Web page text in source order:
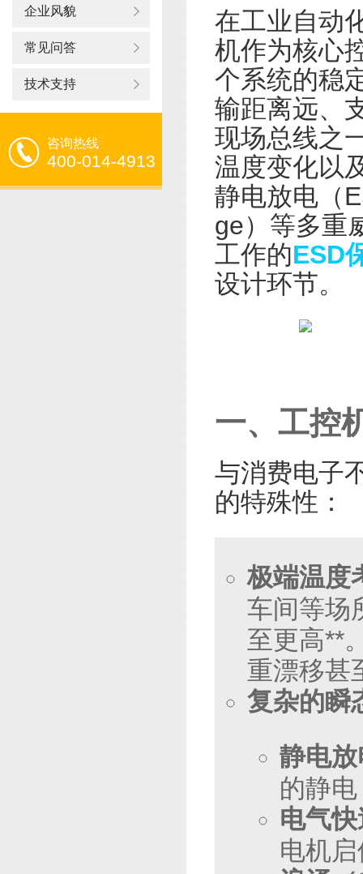
企业风貌
常见问答
技术支持
咨询热线
400-014-4913
在工业自动
机作为核心
个系统的稳
输距离远、
现场总线之
温度变化以
静电放电（
ge）等多重
工作的ESD
设计环节。
一、工控
与消费电子
的特殊性：
极端温度
车间等场
至更高**
重漂移甚
复杂的瞬
静电
的静
电气
电机